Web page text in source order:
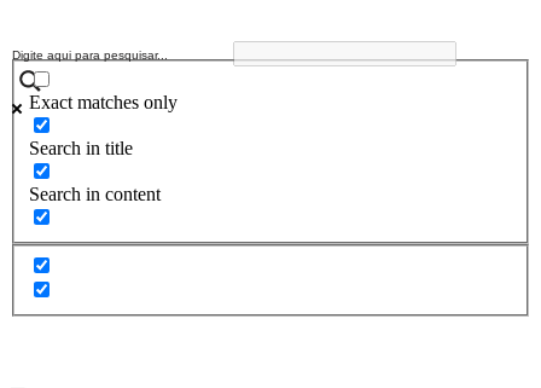
Exact matches only
Search in title
Search in content